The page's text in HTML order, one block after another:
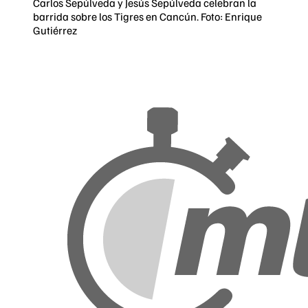
barrida sobre los Tigres en Cancún. Foto: Enrique
Gutiérrez